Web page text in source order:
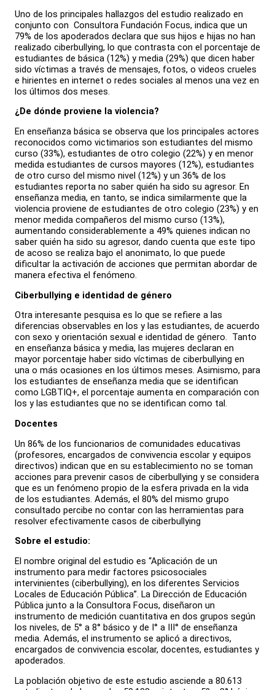
Uno de los principales hallazgos del estudio realizado en
conjunto con Consultora Fundación Focus, indica que un
79% de los apoderados declara que sus hijos e hijas no han
realizado ciberbullying, lo que contrasta con el porcentaje de
estudiantes de básica (12%) y media (29%) que dicen haber
sido víctimas a través de mensajes, fotos, o videos crueles
e hirientes en internet o redes sociales al menos una vez en
los últimos dos meses.
¿De dónde proviene la violencia?
En enseñanza básica se observa que los principales actores
reconocidos como victimarios son estudiantes del mismo
curso (33%), estudiantes de otro colegio (22%) y en menor
medida estudiantes de cursos mayores (12%), estudiantes
de otro curso del mismo nivel (12%) y un 36% de los
estudiantes reporta no saber quién ha sido su agresor. En
enseñanza media, en tanto, se indica similarmente que la
violencia proviene de estudiantes de otro colegio (23%) y en
menor medida compañeros del mismo curso (13%),
aumentando considerablemente a 49% quienes indican no
saber quién ha sido su agresor, dando cuenta que este tipo
de acoso se realiza bajo el anonimato, lo que puede
dificultar la activación de acciones que permitan abordar de
manera efectiva el fenómeno.
Ciberbullying e identidad de género
Otra interesante pesquisa es lo que se refiere a las
diferencias observables en los y las estudiantes, de acuerdo
con sexo y orientación sexual e identidad de género. Tanto
en enseñanza básica y media, las mujeres declaran en
mayor porcentaje haber sido víctimas de ciberbullying en
una o más ocasiones en los últimos meses. Asimismo, para
los estudiantes de enseñanza media que se identifican
como LGBTIQ+, el porcentaje aumenta en comparación con
los y las estudiantes que no se identifican como tal.
Docentes
Un 86% de los funcionarios de comunidades educativas
(profesores, encargados de convivencia escolar y equipos
directivos) indican que en su establecimiento no se toman
acciones para prevenir casos de ciberbullying y se considera
que es un fenómeno propio de la esfera privada en la vida
de los estudiantes. Además, el 80% del mismo grupo
consultado percibe no contar con las herramientas para
resolver efectivamente casos de ciberbullying
Sobre el estudio:
El nombre original del estudio es “Aplicación de un
instrumento para medir factores psicosociales
intervinientes (ciberbullying), en los diferentes Servicios
Locales de Educación Pública”. La Dirección de Educación
Pública junto a la Consultora Focus, diseñaron un
instrumento de medición cuantitativa en dos grupos según
los niveles, de 5° a 8° básico y de I° a III° de enseñanza
media. Además, el instrumento se aplicó a directivos,
encargados de convivencia escolar, docentes, estudiantes y
apoderados.
La población objetivo de este estudio asciende a 80.613